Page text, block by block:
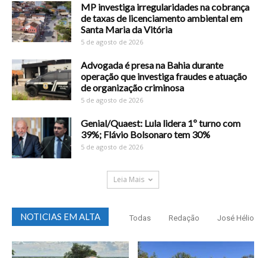
MP investiga irregularidades na cobrança
de taxas de licenciamento ambiental em
Santa Maria da Vitória
5 de agosto de 2026
Advogada é presa na Bahia durante
operação que investiga fraudes e atuação
de organização criminosa
5 de agosto de 2026
Genial/Quaest: Lula lidera 1º turno com
39%; Flávio Bolsonaro tem 30%
5 de agosto de 2026
Leia Mais
NOTICIAS EM ALTA Todas Redação José Hélio